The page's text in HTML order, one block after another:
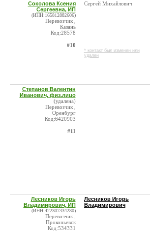
Соколова Ксения
Сергеевна, ИП
(ИНН:165812882606)
Перевозчик ,
Казань
Код:28578
#10
Сергей Михайлович
* контакт был изменен или
удален
Степанов Валентин
Иванович, физ.лицо
(удалена)
Перевозчик ,
Оренбург
Код:6420903
#11
Лесников Игорь
Владимирович, ИП
(ИНН:422307334280)
Перевозчик ,
Прокопьевск
Код:534331
Лесников Игорь
Владимирович